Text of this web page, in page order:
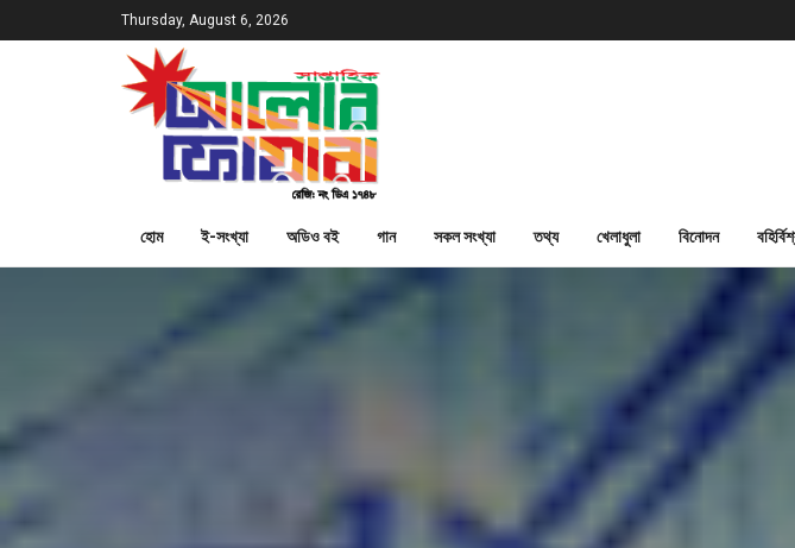
Thursday, August 6, 2026
হোম ই-সংখ্যা অডিও বই গান সকল সংখ্যা তথ্য খেলাধুলা বিনোদন